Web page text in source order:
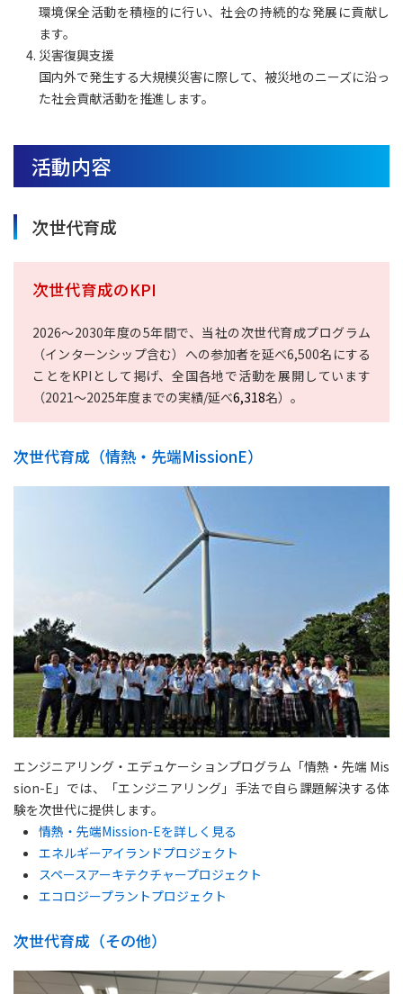
環境保全活動を積極的に行い、社会の持続的な発展に貢献し
ます。
災害復興支援
国内外で発生する大規模災害に際して、被災地のニーズに沿っ
た社会貢献活動を推進します。
活動内容
次世代育成
次世代育成のKPI
2026～2030年度の5年間で、当社の次世代育成プログラム
（インターンシップ含む）への参加者を延べ6,500名にする
ことをKPIとして掲げ、全国各地で活動を展開しています
（2021～2025年度までの実績/延べ6,318名）。
次世代育成（情熱・先端MissionE）
エンジニアリング・エデュケーションプログラム「情熱・先端 Mis
sion-E」では、「エンジニアリング」手法で自ら課題解決する体
験を次世代に提供します。
情熱・先端Mission-Eを詳しく見る
エネルギーアイランドプロジェクト
スペースアーキテクチャープロジェクト
エコロジープラントプロジェクト
次世代育成（その他）